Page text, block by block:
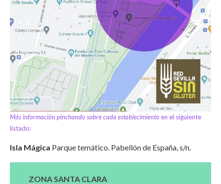
Más información pinchando sobre cada establecimiento en el siguiente
listado:
Isla Mágica Parque temático. Pabellón de España, s/n.
ZONA SANTA CLARA